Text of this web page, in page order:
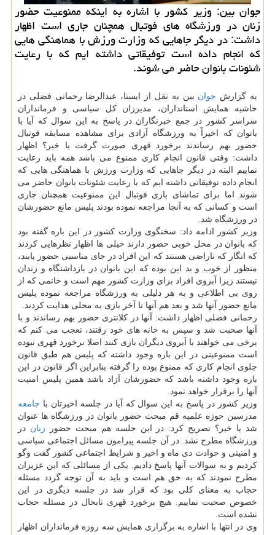
جوان بین: وزیر كشور با اشاره به اینكه ممنوعیت حضور
زنان در ورزشگاه های فوتبال همچنان جاری است اظهار
داشت: در دیگر جاهایی كه وزارت ورزش با هماهنگی هایی
كه انجام داده است توفیقاتی داشته ایم كه با رعایت
شئونات بانوان حاضر می شوند.
به گزارش جوان بین به نقل از ایسنا، عبدالرضا رحمانی فضلی در
حاشیه همایش استانداران، مدیرزان كل سیاسی و فرمانداران
سراسر كشور در جمع خبرنگاران در پاسخ به این سوال كه آیا با
بانوان كه اخیراً به ورزشگاه آزادی برای مشاهده مسابقه فوتبال
حضور بهم رساندند برخورد قهری صورت گرفت یا خیر؟ اظهار
داشت: وقتی قانون انجام كاری ممنوع می باشد همه باید رعایت
نماییم البته در دیگر جاهایی كه وزارت ورزش با هماهنگی هایی كه
انجام داده توفیقاتی داشته ایم كه با رعایت شئونات بانوان حاضر می
شوند اما برای تماشای بازی فوتبال این ممنوعیت همچنان جاری
است و كسانی كه به آنجا مراجعه نموده بودند پلیس مانع حضورشان
در ورزشگاه شد.
وزیر كشور ادامه داد: سخنگوی وزارت كشور در این باره گفته بود
كه بانوان در محل خوبی حضور دارند خیلی ها اظهار نظرهایی كردند
كه انگار كه ناراضی هستند كه این افراد در جای مناسبی حضور یابند،
منظور از خوب و بد این بوده كه این بانوان در بازداشتگاه و زندان
نیستند زیرا آبروی افراد برای وزارت كشور مهم است و خانمی كه از
روی بی اطلاعی و به هر دلیلی به ورزشگاه مراجعه نموده پلیس
مانع حضور آنها شد و بعد هم آنها تا آخر بازی به محلی هدایت كردند.
رحمانی فضلی اظهار داشت: آنها در كلانتری حضور بهم رساندند و با
آنها صحبت شد و سپس به خانه های خود رفتند، تعجب می كنم كه
برخی می خواهند با آبروی دیگران بازی كنند اصلا برخورد قهری نبوده
است ممنوعیتی در این باره وجود داشته كه پلیس هم طبق قانون
جلوی انجام كاری كه ممنوع بوده را گرفته بنابراین اگر قانون در این
باره وجود داشته باشد كه حضورشان آزاد باشد همین پلیس امنیت
آنها را برقرار خواهد نمود.
وزیر كشور در پاسخ به این سوال كه آیا در جلسه اخیرتان با جامعه
مدرسین حوزه علمیه قم مبحث حضور بانوان در ورزشگاه ها عنوان
شد یا خیر؟ تصریح كرد: در این جلسه هم مبحث حضور زنان در
ورزشگاه مطرح نشد. در آن جلسه پیرامون مسائل اجتماعی سیاسی
و امنیتی و حوادث دی ماه و اخیر و شرایط اجتماعی كشور گفت وگو
كردیم و به سوالات آنها پاسخ دادیم. یكی از مسائلی كه این عزیزان
مطرح نمودند كه به حق هم است و باید به آن توجه گردد مسئله
حجاب به معنای كلی بود كه قرار شد در جلسه دیگری در این
خصوص صحبت نماییم. هیچ برخورد قهری تابحال در مسئله حجاب
نشده است.
وی در انتها با اشاره به برگزاری همایش سه روزه فرمانداران اظهار